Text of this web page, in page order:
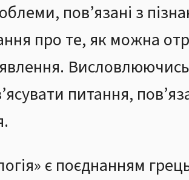
пов’язані з
про те, як можна
питання,
є поєднанням